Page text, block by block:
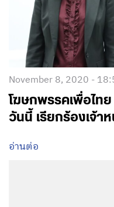
November 8, 2020 -
โฆษกพรรคเพื่อไท
วันนี้ เรียกร้องเจ้
อ่านต่อ